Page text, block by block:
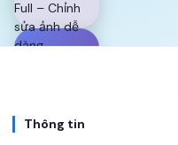
TÌM KIẾM PHỔ BIẾN
Thông tin